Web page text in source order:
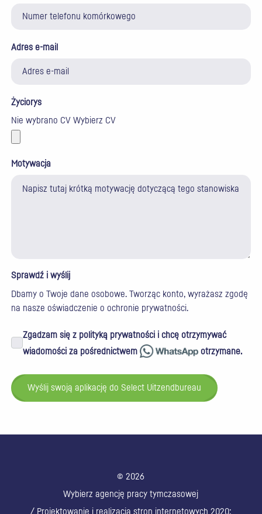
Adres e-mail
Życiorys
Nie wybrano CV Wybierz CV
Motywacja
Sprawdź i wyślij
Dbamy o Twoje dane osobowe. Tworząc konto, wyrażasz zgodę
na nasze oświadczenie o ochronie prywatności.
Zgadzam się z polityką prywatności i chcę otrzymywać
wiadomości za pośrednictwem
otrzymane.
Wyślij swoją aplikację do Select Uitzendbureau
© 2026
Wybierz agencję pracy tymczasowej
/ Projektowanie i realizacja stron internetowych 2020: